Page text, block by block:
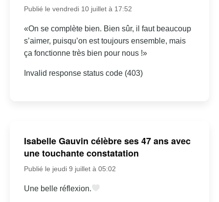
Publié le vendredi 10 juillet à 17:52
«On se complète bien. Bien sûr, il faut beaucoup
s’aimer, puisqu’on est toujours ensemble, mais
ça fonctionne très bien pour nous !»
Invalid response status code (403)
Isabelle Gauvin célèbre ses 47 ans avec
une touchante constatation
Publié le jeudi 9 juillet à 05:02
Une belle réflexion.